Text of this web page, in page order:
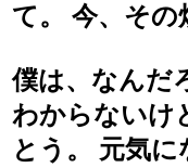
て。 今、その
僕は、なんだ
わからないけ
とう。 元気